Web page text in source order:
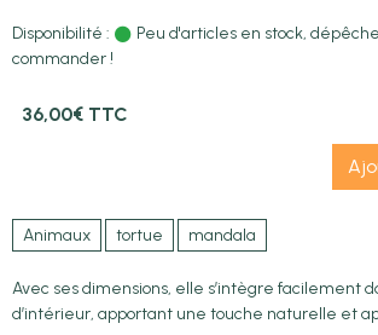
Disponibilité :
Peu d'articles en stock,
commander !
36,00€ TTC
Animaux tortue mandala
Avec ses dimensions, elle s’intègre facilement
d’intérieur, apportant une touche naturelle et